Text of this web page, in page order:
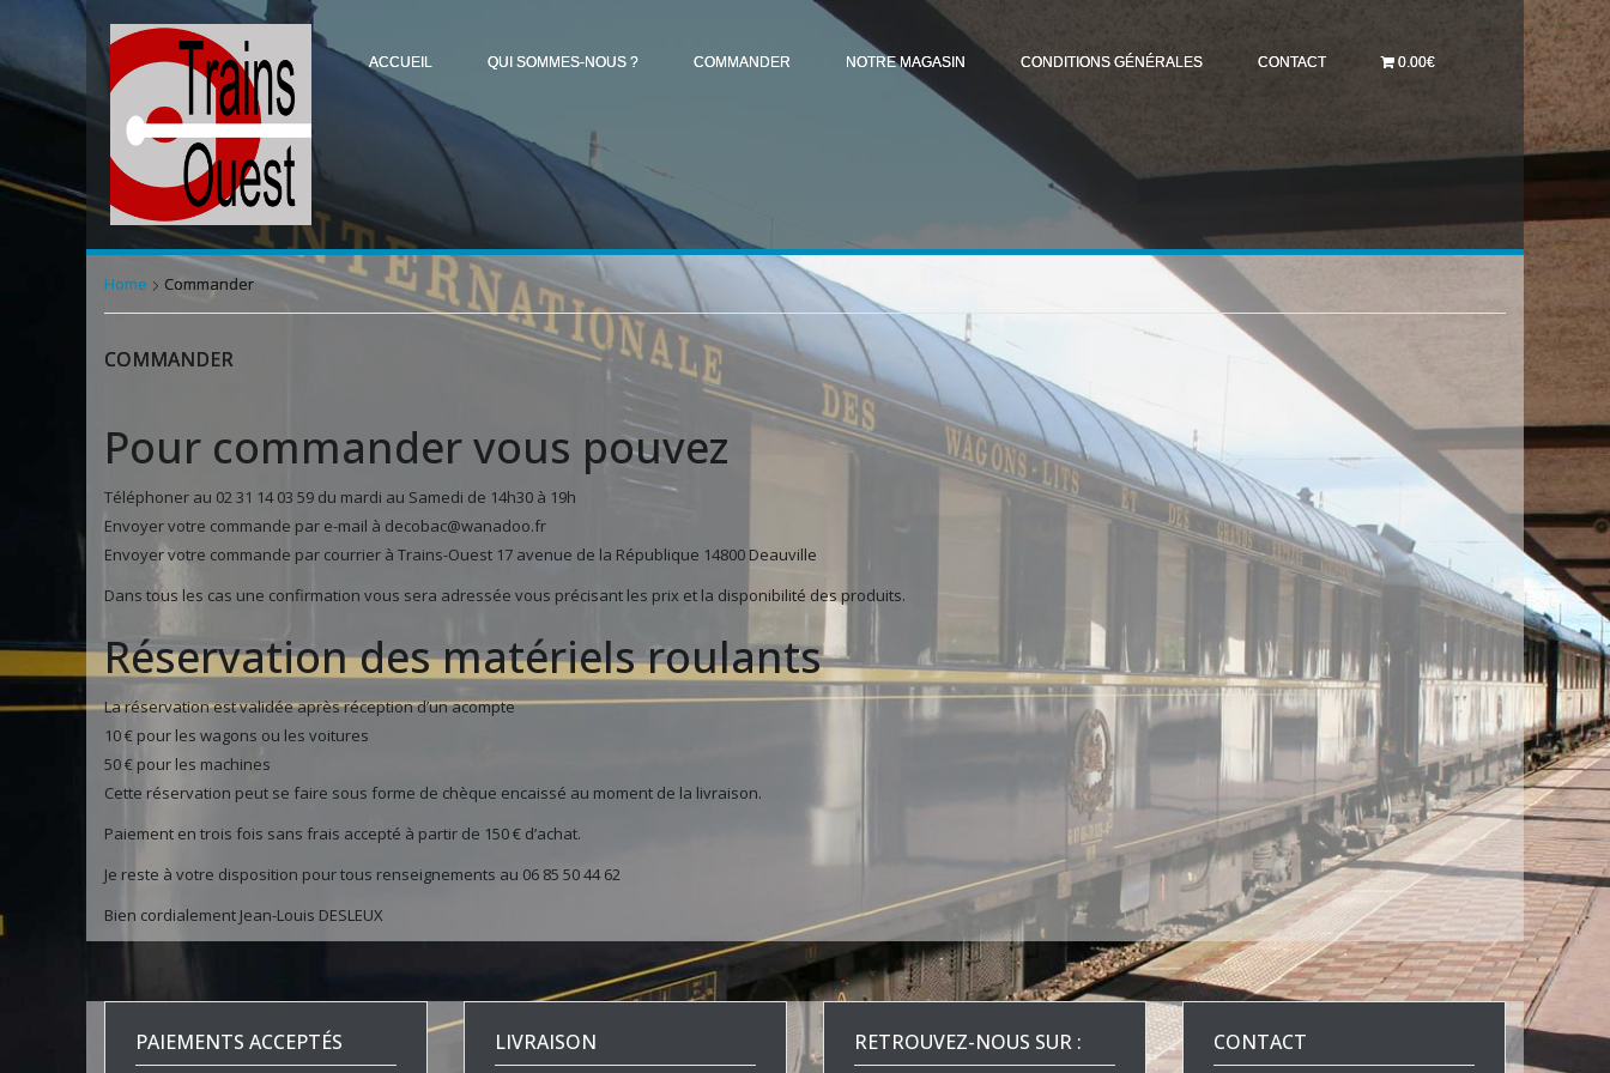
ACCUEIL QUI SOMMES-NOUS ? COMMANDER NOTRE MAGASIN CONDITIONS GÉNÉRALES CONTACT 0.00€
Home Commander
COMMANDER
Pour commander vous pouvez
Téléphoner au 02 31 14 03 59 du mardi au Samedi de 14h30 à 19h
Envoyer votre commande par e-mail à decobac@wanadoo.fr
Envoyer votre commande par courrier à Trains-Ouest 17 avenue de la République 14800 Deauville
Dans tous les cas une confirmation vous sera adressée vous précisant les prix et la disponibilité des produits.
Réservation des matériels roulants
La réservation est validée après réception d’un acompte
10 € pour les wagons ou les voitures
50 € pour les machines
Cette réservation peut se faire sous forme de chèque encaissé au moment de la livraison.
Paiement en trois fois sans frais accepté à partir de 150 € d’achat.
Je reste à votre disposition pour tous renseignements au 06 85 50 44 62
Bien cordialement Jean-Louis DESLEUX
PAIEMENTS ACCEPTÉS LIVRAISON RETROUVEZ-NOUS SUR : CONTACT